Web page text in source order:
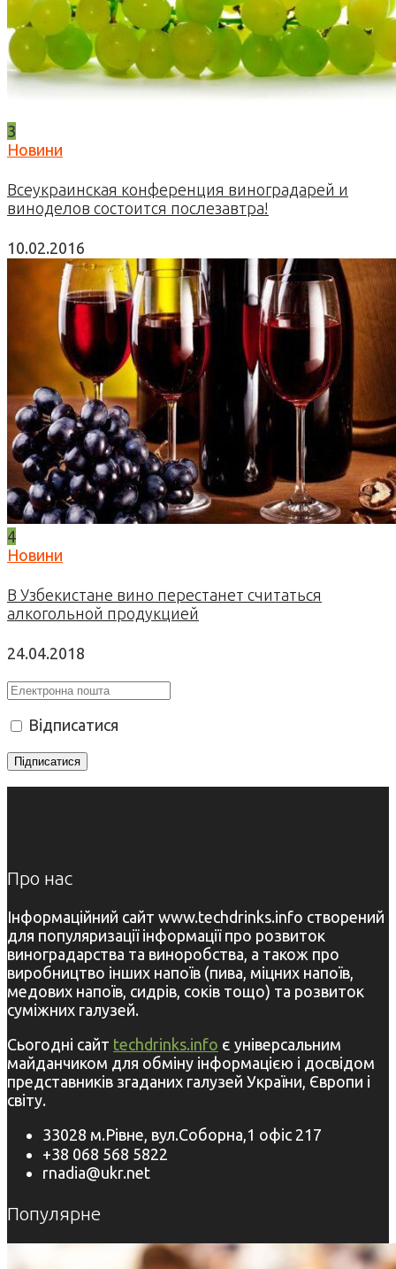
3
Новини
Всеукраинская конференция виноградарей и
виноделов состоится послезавтра!
10.02.2016
4
Новини
В Узбекистане вино перестанет считаться
алкогольной продукцией
24.04.2018
Відписатися
Про нас
Інформаційний сайт www.techdrinks.info створений
для популяризації інформації про розвиток
виноградарства та виноробства, а також про
виробництво інших напоїв (пива, міцних напоїв,
медових напоїв, сидрів, соків тощо) та розвиток
суміжних галузей.
Сьогодні сайт techdrinks.info є універсальним
майданчиком для обміну інформацією і досвідом
представників згаданих галузей України, Європи і
світу.
33028 м.Рівне, вул.Соборна,1 офіс 217
+38 068 568 5822
rnadia@ukr.net
Популярне